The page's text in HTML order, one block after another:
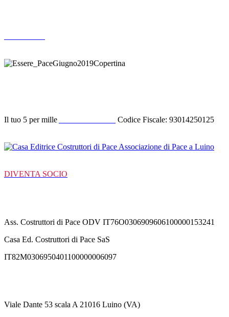
Il tuo 5 per mille Codice Fiscale: 93014250125
DIVENTA SOCIO
Ass. Costruttori di Pace ODV IT76O0306909606100000153241
Casa Ed. Costruttori di Pace SaS
IT82M0306950401100000006097
Viale Dante 53 scala A 21016 Luino (VA)